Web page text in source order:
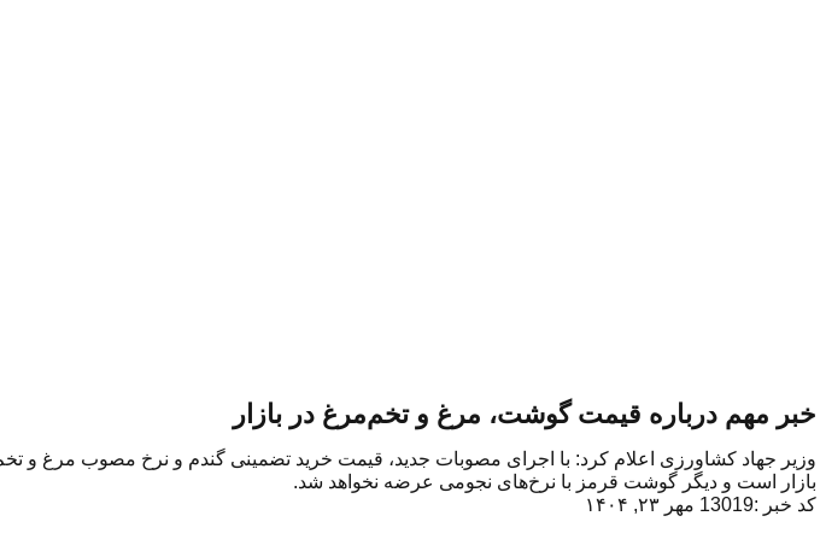
خبر مهم درباره قیمت گوشت، مرغ و تخم‌مرغ در بازار
وزیر جهاد کشاورزی اعلام کرد: با اجرای مصوبات جدید، قیمت خرید تضمینی گندم و نرخ مصوب مرغ و
بازار است و دیگر گوشت قرمز با نرخ‌های نجومی عرضه نخواهد شد.
کد خبر :13019
مهر ۲۳, ۱۴۰۴